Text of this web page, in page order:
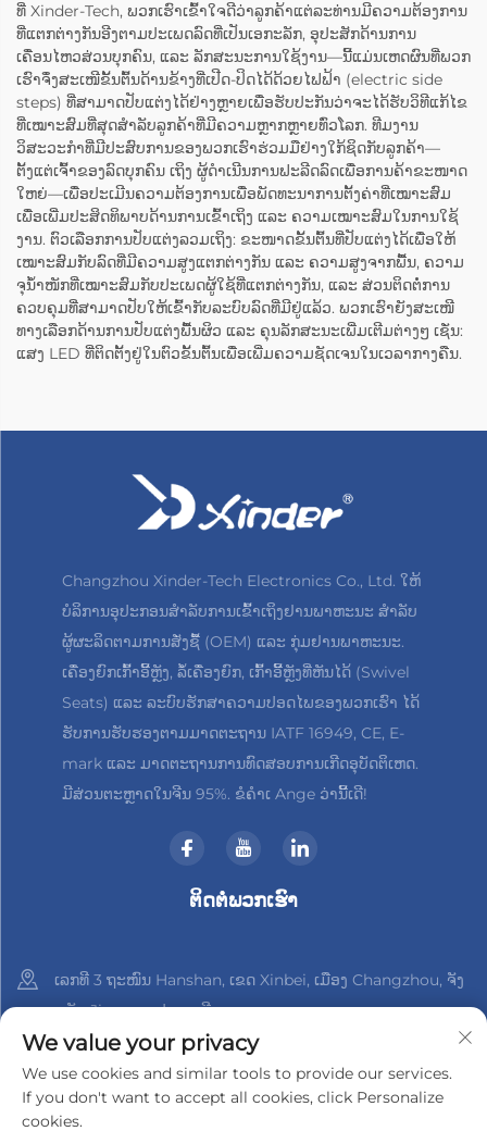
ທີ່ Xinder-Tech, ພວກເຮົາເຂົ້າໃຈດີວ່າລູກຄ້າແຕ່ລະທ່ານມີຄວາມຕ້ອງການ
ທີ່ແຕກຕ່າງກັນອີງຕາມປະເພດລົດທີ່ເປັນເອກະລັກ, ອຸປະສັກດ້ານການ
ເຄື່ອນໄຫວສ່ວນບຸກຄົນ, ແລະ ລັກສະນະການໃຊ້ງານ—ນີ້ແມ່ນເຫດຜົນທີ່ພວກ
ເຮົາຈຶ່ງສະເໜີຂັ້ນຕົ້ນດ້ານຂ້າງທີ່ເປີດ-ປິດໄດ້ດ້ວຍໄຟຟ້າ (electric side
steps) ທີ່ສາມາດປັບແຕ່ງໄດ້ຢ່າງຫຼາຍເພື່ອຮັບປະກັນວ່າຈະໄດ້ຮັບວິທີແກ້ໄຂ
ທີ່ເໝາະສົມທີ່ສຸດສຳລັບລູກຄ້າທີ່ມີຄວາມຫຼາກຫຼາຍທົ່ວໂລກ. ທີມງານ
ວິສະວະກຳທີ່ມີປະສົບການຂອງພວກເຮົາຮ່ວມມືຢ່າງໃກ້ຊິດກັບລູກຄ້າ—
ຕັ້ງແຕ່ເຈົ້າຂອງລົດບຸກຄົນ ເຖິງ ຜູ້ດຳເນີນການຟະລີດລົດເພື່ອການຄ້າຂະໜາດ
ໃຫຍ່—ເພື່ອປະເມີນຄວາມຕ້ອງການເພື່ອພັດທະນາການຕັ້ງຄ່າທີ່ເໝາະສົມ
ເພື່ອເພີ່ມປະສິດທິພາບດ້ານການເຂົ້າເຖິງ ແລະ ຄວາມເໝາະສົມໃນການໃຊ້
ງານ. ຕົວເລືອກການປັບແຕ່ງລວມເຖິງ: ຂະໜາດຂັ້ນຕົ້ນທີ່ປັບແຕ່ງໄດ້ເພື່ອໃຫ້
ເໝາະສົມກັບລົດທີ່ມີຄວາມສູງແຕກຕ່າງກັນ ແລະ ຄວາມສູງຈາກພື້ນ, ຄວາມ
ຈຸນ້ຳໜັກທີ່ເໝາະສົມກັບປະເພດຜູ້ໃຊ້ທີ່ແຕກຕ່າງກັນ, ແລະ ສ່ວນຕິດຕໍ່ການ
ຄວບຄຸມທີ່ສາມາດປັບໃຫ້ເຂົ້າກັບລະບົບລົດທີ່ມີຢູ່ແລ້ວ. ພວກເຮົາຍັງສະເໜີ
ທາງເລືອກດ້ານການປັບແຕ່ງພື້ນຜິວ ແລະ ຄຸນລັກສະນະເພີ່ມເຕີມຕ່າງໆ ເຊັ່ນ:
ແສງ LED ທີ່ຕິດຕັ້ງຢູ່ໃນຕົວຂັ້ນຕົ້ນເພື່ອເພີ່ມຄວາມຊັດເຈນໃນເວລາກາງຄືນ.
Changzhou Xinder-Tech Electronics Co., Ltd. ໃຫ້
ບໍລິການອຸປະກອນສຳລັບການເຂົ້າເຖິງຢານພາຫະນະ ສຳລັບ
ຜູ້ຜະລິດຕາມການສັ່ງຊື້ (OEM) ແລະ ກຸ່ມຢານພາຫະນະ.
ເຄື່ອງຍົກເກົ້າອີ້ຫຼັງ, ລໍ້ເຄື່ອງຍົກ, ເກົ້າອີ້ຫຼັງທີ່ຫັນໄດ້ (Swivel
Seats) ແລະ ລະບົບຮັກສາຄວາມປອດໄພຂອງພວກເຮົາ ໄດ້
ຮັບການຮັບຮອງຕາມມາດຕະຖານ IATF 16949, CE, E-
mark ແລະ ມາດຕະຖານການທົດສອບການເກີດອຸບັດຕິເຫດ.
ມີສ່ວນຕະຫຼາດໃນຈີນ 95%. ຂໍຄຳເ Ange ວ່ານີ້ເດີ!
ຕິດຕໍ່ພວກເຮົາ
ເລກທີ 3 ຖະໜົນ Hanshan, ເຂດ Xinbei, ເມືອງ Changzhou, ຈັງ
ຫວັດ Jiangsu, ປະເທດຈີນ
+86-18961288218
[email protected]
We value your privacy
We use cookies and similar tools to provide our services.
If you don't want to accept all cookies, click Personalize
cookies.